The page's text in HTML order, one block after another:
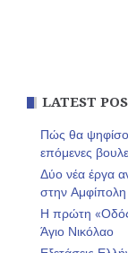
LATEST
Πώς θα
επόμενες
Δύο νέα έργα
στην Αμφίπολη
Η πρώτη
Άγιο Νικόλαο